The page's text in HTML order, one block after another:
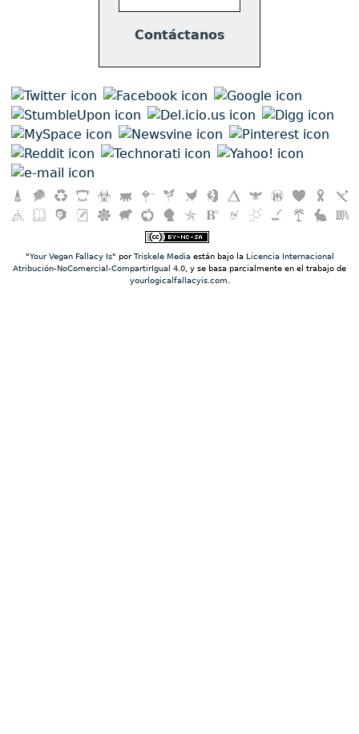
Contáctanos
"Your Vegan Fallacy Is" porTriskele Mediaestán bajo la Licencia Internacional
Atribución-NoComercial-CompartirIgual 4.0 , y se basa parcialmente en el trabajo de
yourlogicalfallacyis.com